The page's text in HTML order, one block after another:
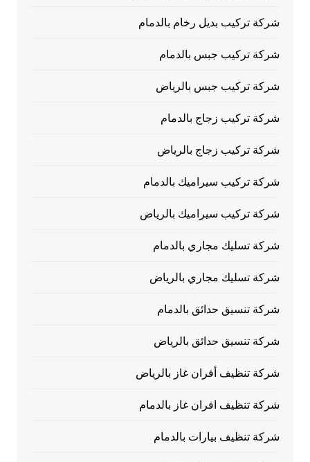
شركة تركيب بديل رخام بالدمام
شركة تركيب جبس بالدمام
شركة تركيب جبس بالرياض
شركة تركيب زجاج بالدمام
شركة تركيب زجاج بالرياض
شركة تركيب سيراميك بالدمام
شركة تركيب سيراميك بالرياض
شركة تسليك مجاري بالدمام
شركة تسليك مجاري بالرياض
شركة تنسيق حدائق بالدمام
شركة تنسيق حدائق بالرياض
شركة تنظيف أفران غاز بالرياض
شركة تنظيف افران غاز بالدمام
شركة تنظيف بيارات بالدمام